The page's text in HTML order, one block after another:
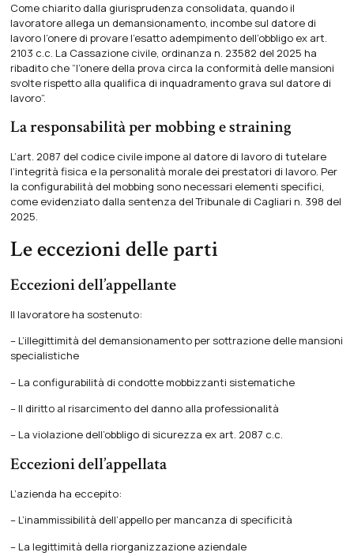
Come chiarito dalla giurisprudenza consolidata, quando il
lavoratore allega un demansionamento, incombe sul datore di
lavoro l’onere di provare l’esatto adempimento dell’obbligo ex art.
2103 c.c. La Cassazione civile, ordinanza n. 23582 del 2025 ha
ribadito che “l’onere della prova circa la conformità delle mansioni
svolte rispetto alla qualifica di inquadramento grava sul datore di
lavoro”.
La responsabilità per mobbing e straining
L’art. 2087 del codice civile impone al datore di lavoro di tutelare
l’integrità fisica e la personalità morale dei prestatori di lavoro. Per
la configurabilità del mobbing sono necessari elementi specifici,
come evidenziato dalla sentenza del Tribunale di Cagliari n. 398 del
2025.
Le eccezioni delle parti
Eccezioni dell’appellante
Il lavoratore ha sostenuto:
– L’illegittimità del demansionamento per sottrazione delle mansioni
specialistiche
– La configurabilità di condotte mobbizzanti sistematiche
– Il diritto al risarcimento del danno alla professionalità
– La violazione dell’obbligo di sicurezza ex art. 2087 c.c.
Eccezioni dell’appellata
L’azienda ha eccepito:
– L’inammissibilità dell’appello per mancanza di specificità
– La legittimità della riorganizzazione aziendale